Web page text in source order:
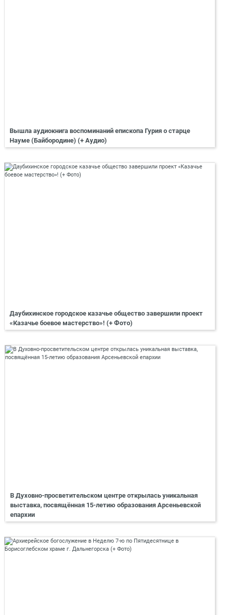
Вышла аудиокнига воспоминаний епископа Гурия о старце
Науме (Байбородине) (+ Аудио)
Даубихинское городское казачье общество завершили проект
«Казачье боевое мастерство»! (+ Фото)
В Духовно-просветительском центре открылась уникальная
выставка, посвящённая 15-летию образования Арсеньевской
епархии